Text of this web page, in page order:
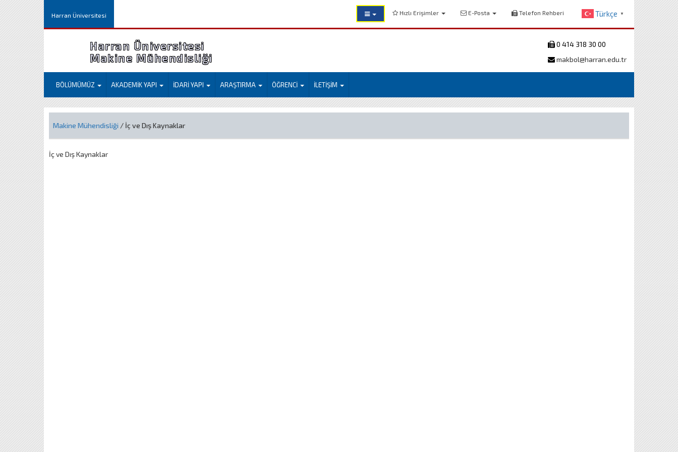
Harran Üniversitesi Hızlı Erişimler E-Posta Telefon Rehberi Türkçe ▼
Harran Üniversitesi
Makine Mühendisliği
0 414 318 30 00
makbol@harran.edu.tr
BÖLÜMÜMÜZ AKADEMİK YAPI İDARİ YAPI ARAŞTIRMA ÖĞRENCİ İLETİŞİM
Makine Mühendisliği / İç ve Dış Kaynaklar
İç ve Dış Kaynaklar